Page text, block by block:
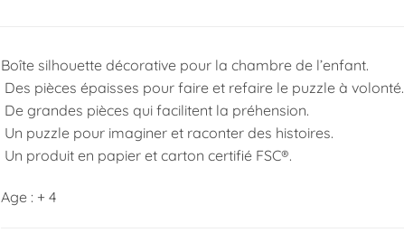
Boîte silhouette décorative pour la chambre de l’enfant.
Des pièces épaisses pour faire et refaire le puzzle à volonté.
De grandes pièces qui facilitent la préhension.
Un puzzle pour imaginer et raconter des histoires.
Un produit en papier et carton certifié FSC®.
Age : + 4